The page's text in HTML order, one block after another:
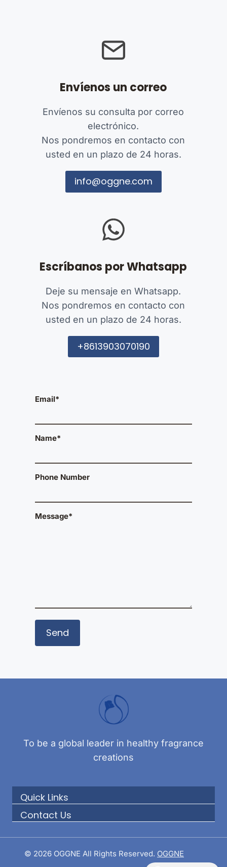
Envíenos un correo
Envíenos su consulta por correo
electrónico.
Nos pondremos en contacto con
usted en un plazo de 24 horas.
info@oggne.com
Escríbanos por Whatsapp
Deje su mensaje en Whatsapp.
Nos pondremos en contacto con
usted en un plazo de 24 horas.
+8613903070190
Email*
Name*
Phone Number
Message*
To be a global leader in healthy fragrance
creations
Quick Links
Contact Us
© 2026 OGGNE All Rights Reserved. OGGNE